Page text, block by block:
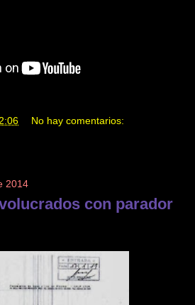
No hay comentarios:
2014
con parador